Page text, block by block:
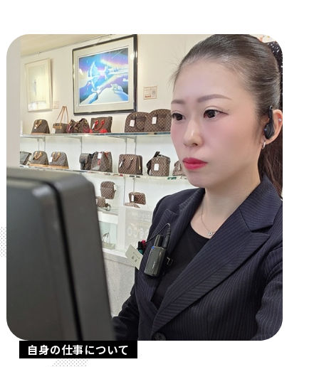
自身の仕事について